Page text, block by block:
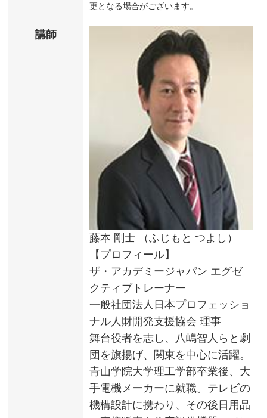
更となる場合がございます。
講師
藤本 剛士 （ふじもと つよし）
【プロフィール】
ザ・アカデミージャパン エグゼ
クティブトレーナー
一般社団法人日本プロフェッショ
ナル人財開発支援協会 理事
舞台役者を志し、八嶋智人らと劇
団を旗揚げ、関東を中心に活躍。
青山学院大学理工学部卒業後、大
手電機メーカーに就職。テレビの
機構設計に携わり、その後日用品